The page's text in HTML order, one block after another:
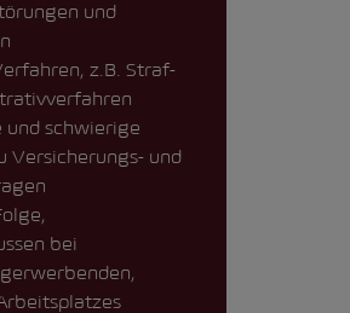
und
z.B. Straf-
und schwierige
Versicherungs- und
bei